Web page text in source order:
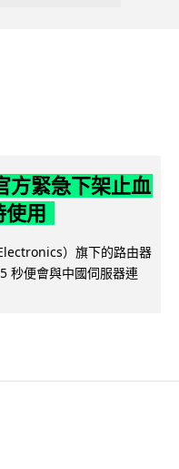
方緊急下架止血
用
）旗下的路由器
秒便會與中國伺服器連